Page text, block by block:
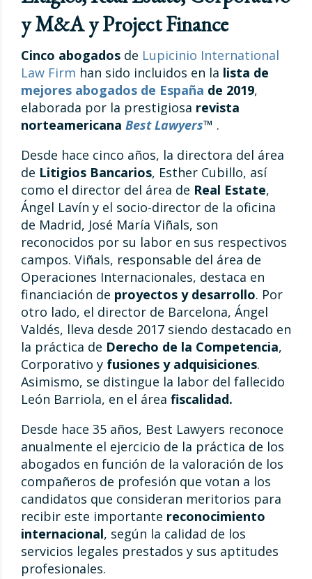
y M&A y Project Finance
Cinco abogados de Lupicinio International
Law Firm han sido incluidos en la lista de
mejores abogados de España de 2019,
elaborada por la prestigiosa revista
norteamericana Best Lawyers™ .
Desde hace cinco años, la directora del área
de Litigios Bancarios, Esther Cubillo, así
como el director del área de Real Estate,
Ángel Lavín y el socio-director de la oficina
de Madrid, José María Viñals, son
reconocidos por su labor en sus respectivos
campos. Viñals, responsable del área de
Operaciones Internacionales, destaca en
financiación de proyectos y desarrollo. Por
otro lado, el director de Barcelona, Ángel
Valdés, lleva desde 2017 siendo destacado en
la práctica de Derecho de la Competencia,
Corporativo y fusiones y adquisiciones.
Asimismo, se distingue la labor del fallecido
León Barriola, en el área fiscalidad.
Desde hace 35 años, Best Lawyers reconoce
anualmente el ejercicio de la práctica de los
abogados en función de la valoración de los
compañeros de profesión que votan a los
candidatos que consideran meritorios para
recibir este importante reconocimiento
internacional, según la calidad de los
servicios legales prestados y sus aptitudes
profesionales.